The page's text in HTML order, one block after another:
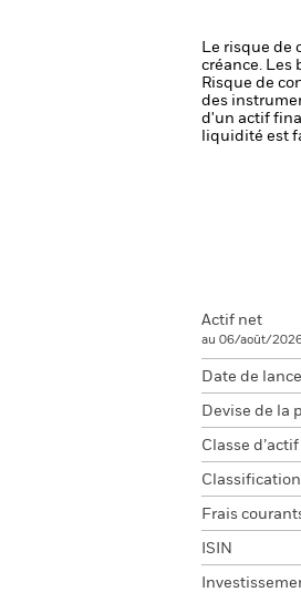
Le risque de
créance. Les
Risque de
des
d'un actif
liquidité est
Actif net
au 06/août/
Date de
Devise de la
Classe d’actif
Frais
ISIN